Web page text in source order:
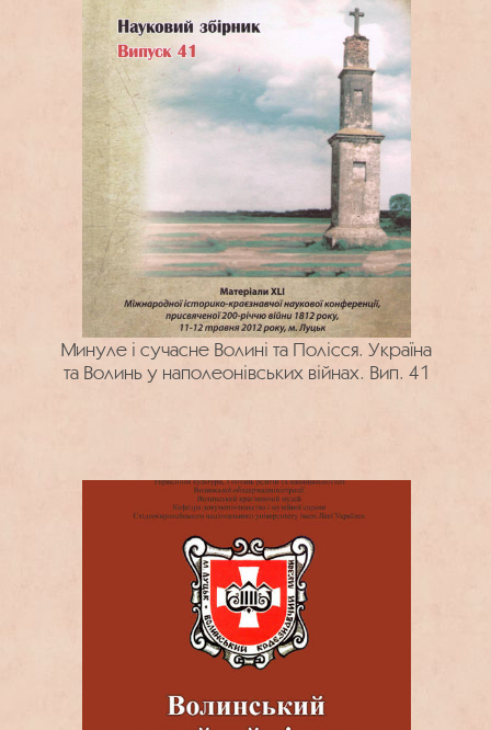
Минуле і сучасне Волині та Полісся. Україна
та Волинь у наполеонівських війнах. Вип. 41